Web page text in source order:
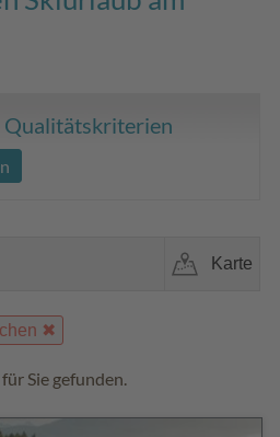
Qualitätskriterien
Karte
Sie gefunden.